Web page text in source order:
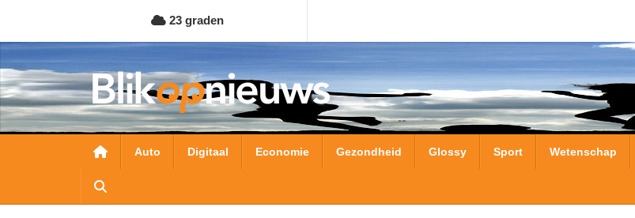
naar
de
inhoud
gaan
23 graden
Hoofdnavigatie
Auto Digitaal Economie Gezondheid Glossy Sport Wetenschap